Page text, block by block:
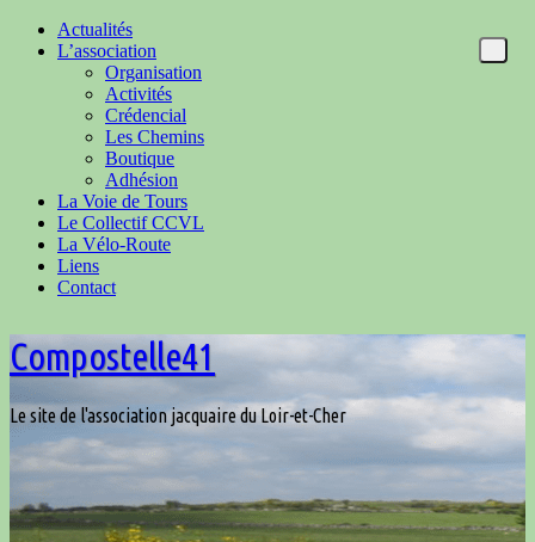
Actualités
L’association
Organisation
Activités
Crédencial
Les Chemins
Boutique
Adhésion
La Voie de Tours
Le Collectif CCVL
La Vélo-Route
Liens
Contact
Compostelle41
Le site de l'association jacquaire du Loir-et-Cher